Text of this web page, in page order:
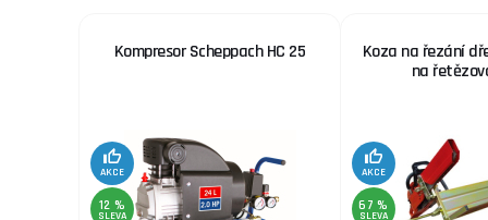
Kompresor Scheppach HC 25
AKCE
12 %
SLEVA
Koza na řezání
na
AKCE
67 %
SLEVA